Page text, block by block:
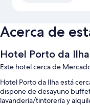
Acerca de
Hotel Porto da Ilha
Este hotel cerca de
Hotel Porto da Ilha está
dispone de desayuno
lavandería/tintorería y